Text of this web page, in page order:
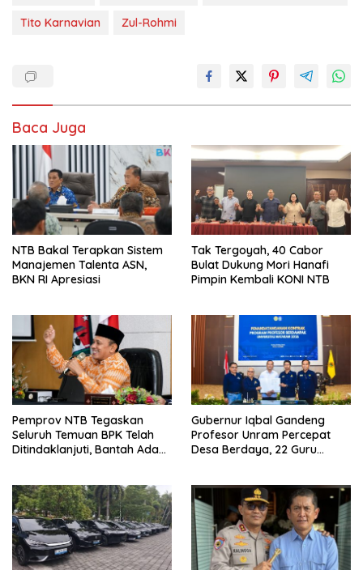
Tito Karnavian
Zul-Rohmi
Baca Juga
NTB Bakal Terapkan Sistem
Manajemen Talenta ASN,
BKN RI Apresiasi
Tak Tergoyah, 40 Cabor
Bulat Dukung Mori Hanafi
Pimpin Kembali KONI NTB
Pemprov NTB Tegaskan
Seluruh Temuan BPK Telah
Ditindaklanjuti, Bantah Ada
Gubernur Iqbal Gandeng
Profesor Unram Percepat
Desa Berdaya, 22 Guru